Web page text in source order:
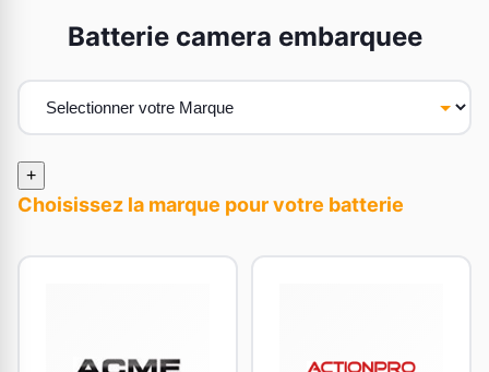
Batterie camera embarquee
+
Choisissez la marque pour votre batterie